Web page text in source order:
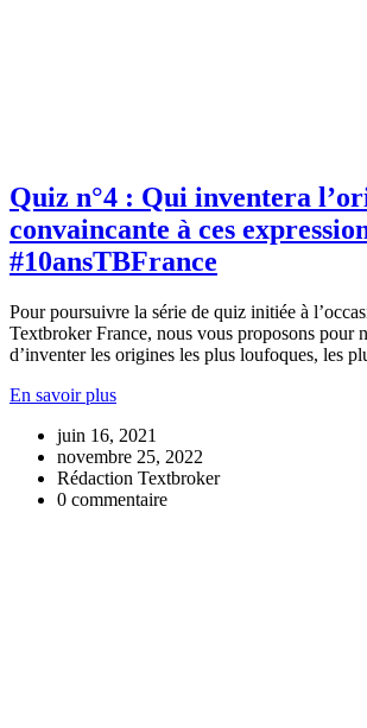
Quiz n°4 : Qui inventera
convaincante à ces
#10ansTBFrance
Pour poursuivre la série de quiz initiée à
Textbroker France, nous vous proposons pour
d’inventer les origines les plus loufoques, les
En savoir plus
juin 16, 2021
novembre 25, 2022
Rédaction Textbroker
0 commentaire